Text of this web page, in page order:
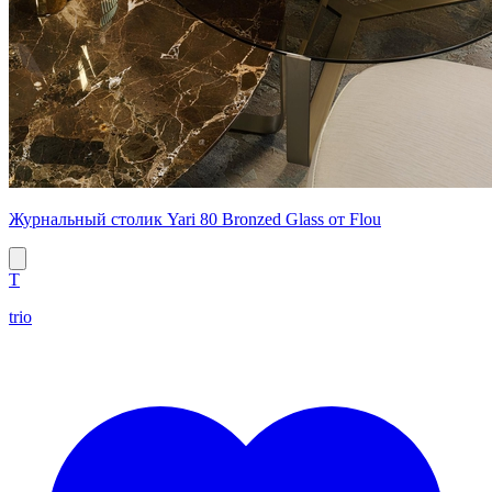
Журнальный столик Yari 80 Bronzed Glass от Flou
T
trio